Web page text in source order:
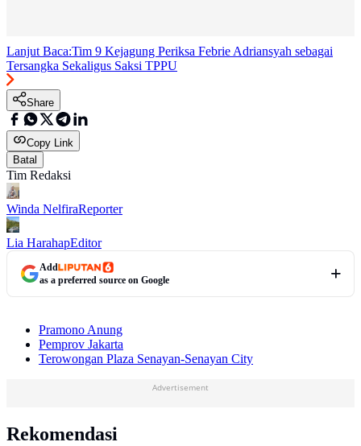
Lanjut Baca:Tim 9 Kejagung Periksa Febrie Adriansyah sebagai
Tersangka Sekaligus Saksi TPPU
Share
Copy Link
Batal
Tim Redaksi
Winda NelfiraReporter
Lia HarahapEditor
Add
as a preferred source on Google
Pramono Anung
Pemprov Jakarta
Terowongan Plaza Senayan-Senayan City
Advertisement
Rekomendasi